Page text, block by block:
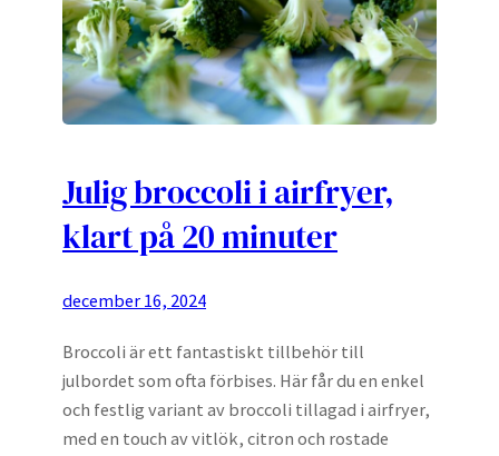
Julig broccoli i airfryer,
klart på 20 minuter
december 16, 2024
Broccoli är ett fantastiskt tillbehör till
julbordet som ofta förbises. Här får du en enkel
och festlig variant av broccoli tillagad i airfryer,
med en touch av vitlök, citron och rostade